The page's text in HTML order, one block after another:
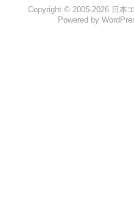
Copyright © 2005-2026 日本
Powered by